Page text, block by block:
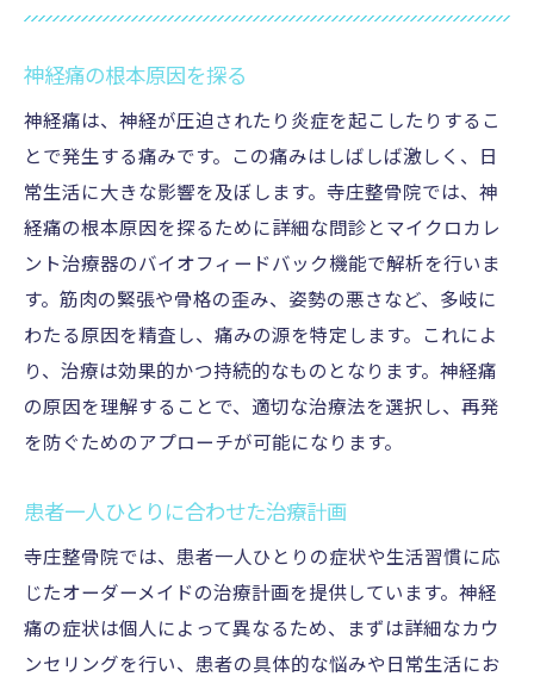
神経痛の根本原因を探る
神経痛は、神経が圧迫されたり炎症を起こしたりするこ
とで発生する痛みです。この痛みはしばしば激しく、日
常生活に大きな影響を及ぼします。寺庄整骨院では、神
経痛の根本原因を探るために詳細な問診とマイクロカレ
ント治療器のバイオフィードバック機能で解析を行いま
す。筋肉の緊張や骨格の歪み、姿勢の悪さなど、多岐に
わたる原因を精査し、痛みの源を特定します。これによ
り、治療は効果的かつ持続的なものとなります。神経痛
の原因を理解することで、適切な治療法を選択し、再発
を防ぐためのアプローチが可能になります。
患者一人ひとりに合わせた治療計画
寺庄整骨院では、患者一人ひとりの症状や生活習慣に応
じたオーダーメイドの治療計画を提供しています。神経
痛の症状は個人によって異なるため、まずは詳細なカウ
ンセリングを行い、患者の具体的な悩みや日常生活にお